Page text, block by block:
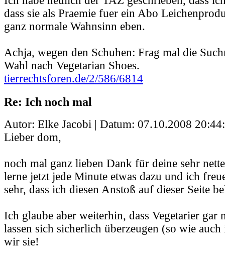
dass sie als Praemie fuer ein Abo
ganz normale Wahnsinn eben.
Achja, wegen den Schuhen: Frag mal die
Wahl nach Vegetarian Shoes.
tierrechtsforen.de/2/586/6814
Re: Ich noch mal
Autor: Elke Jacobi | Datum: 07.10.2008
Lieber dom,
noch mal ganz lieben Dank für deine sehr
lerne jetzt jede Minute etwas dazu und ich
sehr, dass ich diesen Anstoß auf dieser Seite
Ich glaube aber weiterhin, dass Vegetarier gar
lassen sich sicherlich überzeugen (so wie
wir sie!